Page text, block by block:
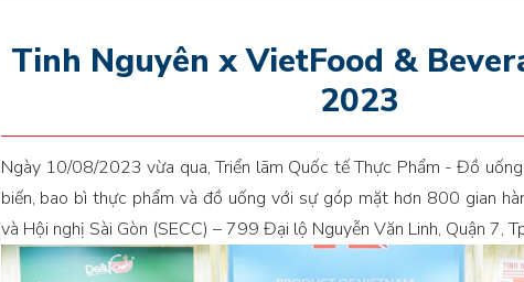
Tinh Nguyên x VietFood &
2023
Ngày 10/08/2023 vừa qua, Triển lãm Quốc tế Thực Phẩm - Đồ
biến, bao bì thực phẩm và đồ uống với sự góp mặt hơn 800 gian
và Hội nghị Sài Gòn (SECC) – 799 Đại lộ Nguyễn Văn Linh, Quận 7,